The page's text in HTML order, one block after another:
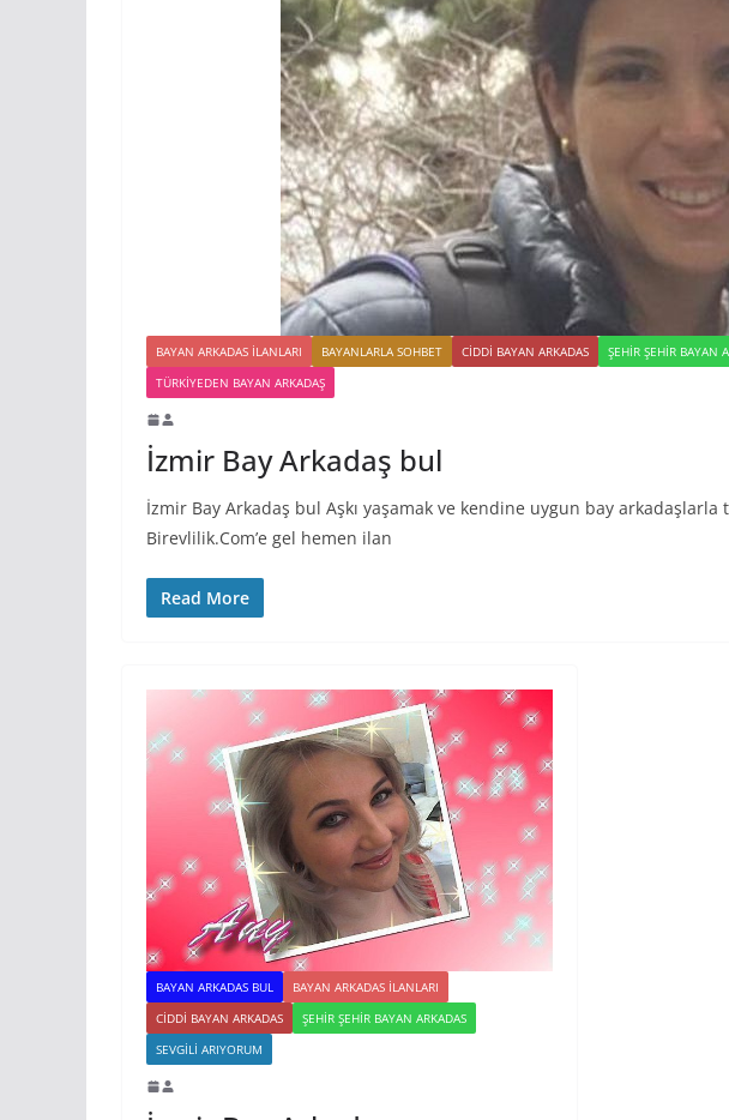
BAYAN ARKADAS ILANLARI BAYANLARLA SOHBET CIDDI BAYAN ARKADAS ŞEHIR ŞEHIR BAYAN
TÜRKIYEDEN BAYAN ARKADAŞ
İzmir Bay Arkadaş bul
İzmir Bay Arkadaş bul Aşkı yaşamak ve kendine uygun bay arkadaşlarla
Birevlilik.Com’e gel hemen ilan
Read More
BAYAN ARKADAS BUL
BAYAN ARKADAS ILANLARI
CIDDI BAYAN ARKADAS
ŞEHIR ŞEHIR BAYAN ARKADAS
SEVGILI ARIYORUM